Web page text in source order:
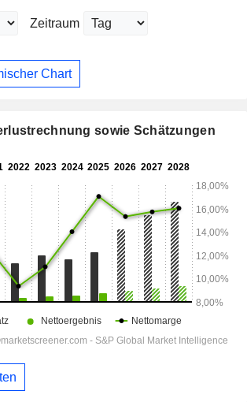
Zeitraum
Chart
sowie Schätzungen